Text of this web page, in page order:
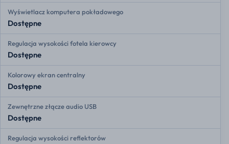
Wyświetlacz komputera pokładowego
Dostępne
Regulacja wysokości fotela kierowcy
Dostępne
Kolorowy ekran centralny
Dostępne
Zewnętrzne złącze audio USB
Dostępne
Regulacja wysokości reflektorów